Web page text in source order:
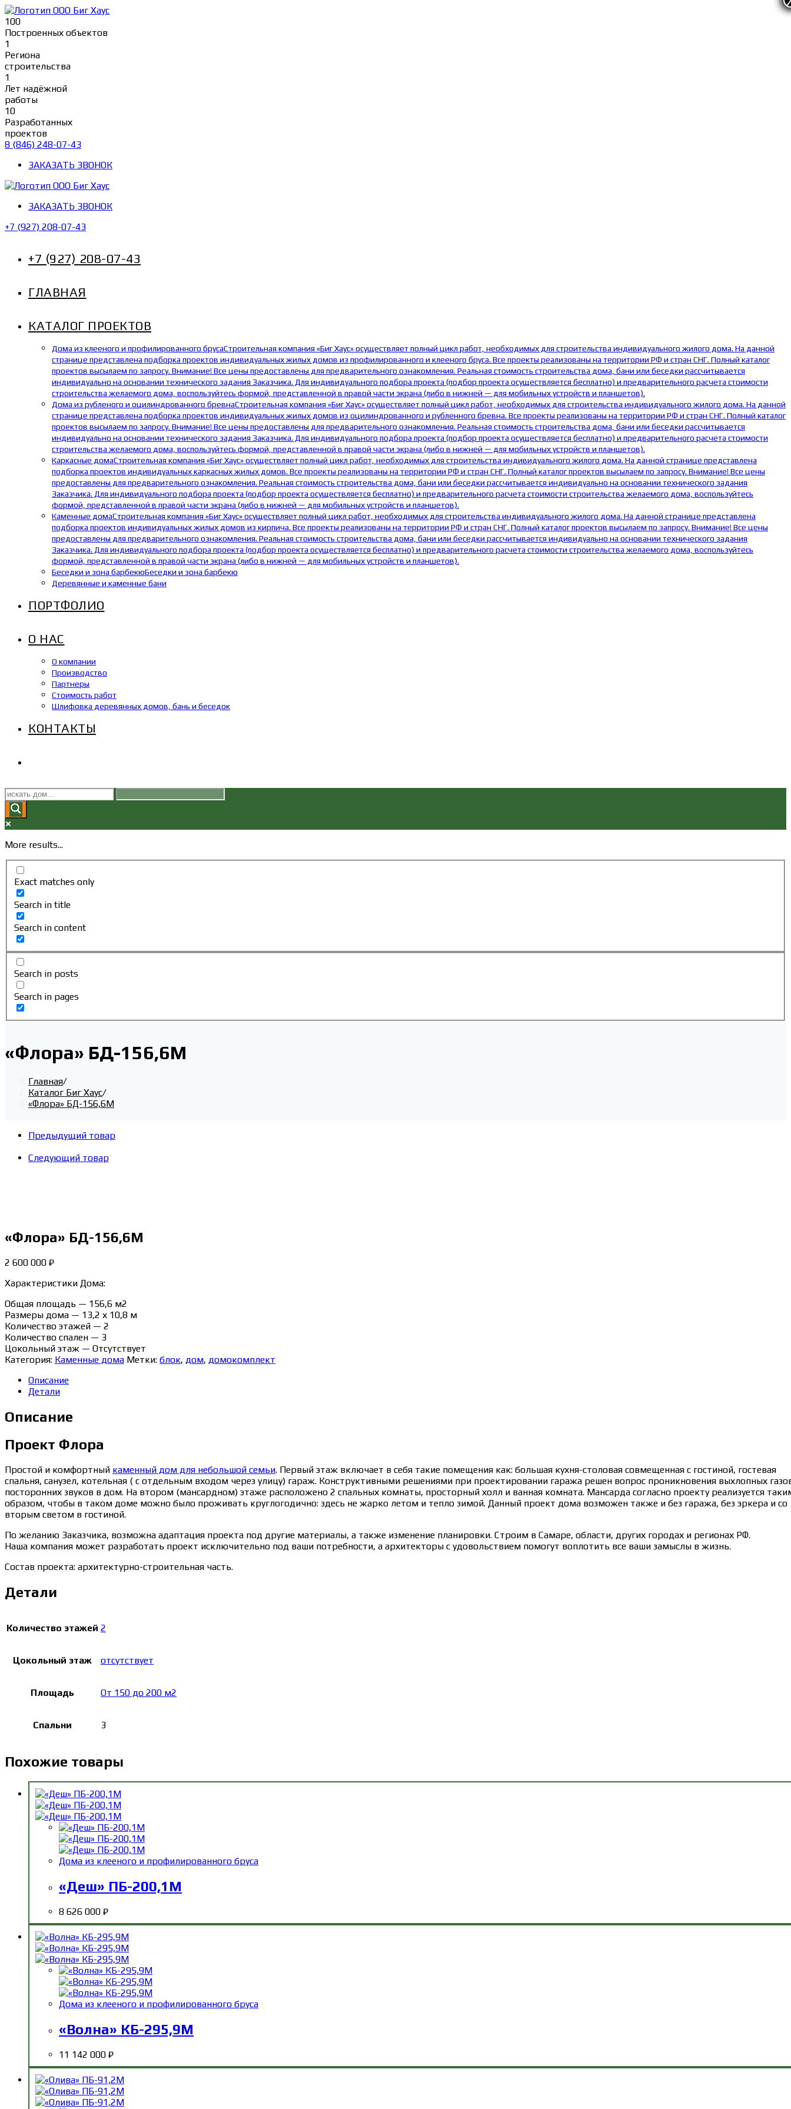
Перейти
к
содержимому
100
Построенных объектов
1
Региона
строительства
1
Лет надёжной
работы
10
Разработанных
проектов
8 (846) 248-07-43
ЗАКАЗАТЬ ЗВОНОК
ЗАКАЗАТЬ ЗВОНОК
+7 (927) 208-07-43
+7 (927) 208-07-43
ГЛАВНАЯ
КАТАЛОГ ПРОЕКТОВ
Дома из клееного и профилированного брусаСтроительная компания «Биг Хаус» осуществляет полный цикл работ, необходимых для строительства индивидуального жилого дома. На данной
странице представлена подборка проектов индивидуальных жилых домов из профилированного и клееного бруса. Все проекты реализованы на территории РФ и стран СНГ. Полный каталог
проектов высылаем по запросу. Внимание! Все цены предоставлены для предварительного ознакомления. Реальная стоимость строительства дома, бани или беседки рассчитывается
индивидуально на основании технического задания Заказчика. Для индивидуального подбора проекта (подбор проекта осуществляется бесплатно) и предварительного расчета стоимости
строительства желаемого дома, воспользуйтесь формой, представленной в правой части экрана (либо в нижней — для мобильных устройств и планшетов).
Дома из рубленого и оцилиндрованного бревнаСтроительная компания «Биг Хаус» осуществляет полный цикл работ, необходимых для строительства индивидуального жилого дома. На данной
странице представлена подборка проектов индивидуальных жилых домов из оцилиндрованного и рубленного бревна. Все проекты реализованы на территории РФ и стран СНГ. Полный каталог
проектов высылаем по запросу. Внимание! Все цены предоставлены для предварительного ознакомления. Реальная стоимость строительства дома, бани или беседки рассчитывается
индивидуально на основании технического задания Заказчика. Для индивидуального подбора проекта (подбор проекта осуществляется бесплатно) и предварительного расчета стоимости
строительства желаемого дома, воспользуйтесь формой, представленной в правой части экрана (либо в нижней — для мобильных устройств и планшетов).
Каркасные домаСтроительная компания «Биг Хаус» осуществляет полный цикл работ, необходимых для строительства индивидуального жилого дома. На данной странице представлена
подборка проектов индивидуальных каркасных жилых домов. Все проекты реализованы на территории РФ и стран СНГ. Полный каталог проектов высылаем по запросу. Внимание! Все цены
предоставлены для предварительного ознакомления. Реальная стоимость строительства дома, бани или беседки рассчитывается индивидуально на основании технического задания
Заказчика. Для индивидуального подбора проекта (подбор проекта осуществляется бесплатно) и предварительного расчета стоимости строительства желаемого дома, воспользуйтесь
формой, представленной в правой части экрана (либо в нижней — для мобильных устройств и планшетов).
Каменные домаСтроительная компания «Биг Хаус» осуществляет полный цикл работ, необходимых для строительства индивидуального жилого дома. На данной странице представлена
подборка проектов индивидуальных жилых домов из кирпича. Все проекты реализованы на территории РФ и стран СНГ. Полный каталог проектов высылаем по запросу. Внимание! Все цены
предоставлены для предварительного ознакомления. Реальная стоимость строительства дома, бани или беседки рассчитывается индивидуально на основании технического задания
Заказчика. Для индивидуального подбора проекта (подбор проекта осуществляется бесплатно) и предварительного расчета стоимости строительства желаемого дома, воспользуйтесь
формой, представленной в правой части экрана (либо в нижней — для мобильных устройств и планшетов).
Беседки и зона барбекюБеседки и зона барбекю
Деревянные и каменные бани
ПОРТФОЛИО
О НАС
О компании
Производство
Партнеры
Стоимость работ
Шлифовка деревянных домов, бань и беседок
КОНТАКТЫ
ПОИСК
ПО
ВЕБ-
More results...
Exact matches only
Search in title
Search in content
Search in posts
Search in pages
«Флора» БД-156,6М
Главная/
Каталог Биг Хаус/
«Флора» БД-156,6М
Предыдущий товар
Следующий товар
«Флора» БД-156,6М
2 600 000 ₽
Характеристики Дома:
Общая площадь — 156,6 м2
Размеры дома — 13,2 х 10,8 м
Количество этажей — 2
Количество спален — 3
Цокольный этаж — Отсутствует
Категория: Каменные дома Метки: блок, дом, домокомплект
Описание
Детали
Описание
Проект Флора
Простой и комфортный каменный дом для небольшой семьи. Первый этаж включает в себя такие помещения как: большая кухня-столовая совмещенная с гостиной, гостевая
спальня, санузел, котельная ( с отдельным входом через улицу) гараж. Конструктивными решениями при проектировании гаража решен вопрос проникновения выхлопных
посторонних звуков в дом. На втором (мансардном) этаже расположено 2 спальных комнаты, просторный холл и ванная комната. Мансарда согласно проекту реализуется
образом, чтобы в таком доме можно было проживать круглогодично: здесь не жарко летом и тепло зимой. Данный проект дома возможен также и без гаража, без эркера и со
вторым светом в гостиной.
По желанию Заказчика, возможна адаптация проекта под другие материалы, а также изменение планировки. Строим в Самаре, области, других городах и регионах РФ.
Наша компания может разработать проект исключительно под ваши потребности, а архитекторы с удовольствием помогут воплотить все ваши замыслы в жизнь.
Состав проекта: архитектурно-строительная часть.
Детали
Количество этажей 2
Цокольный этаж отсутствует
Площадь От 150 до 200 м2
Спальни 3
Похожие товары
Дома из клееного и профилированного бруса
«Деш» ПБ-200,1М
8 626 000 ₽
Дома из клееного и профилированного бруса
«Волна» КБ-295,9М
11 142 000 ₽